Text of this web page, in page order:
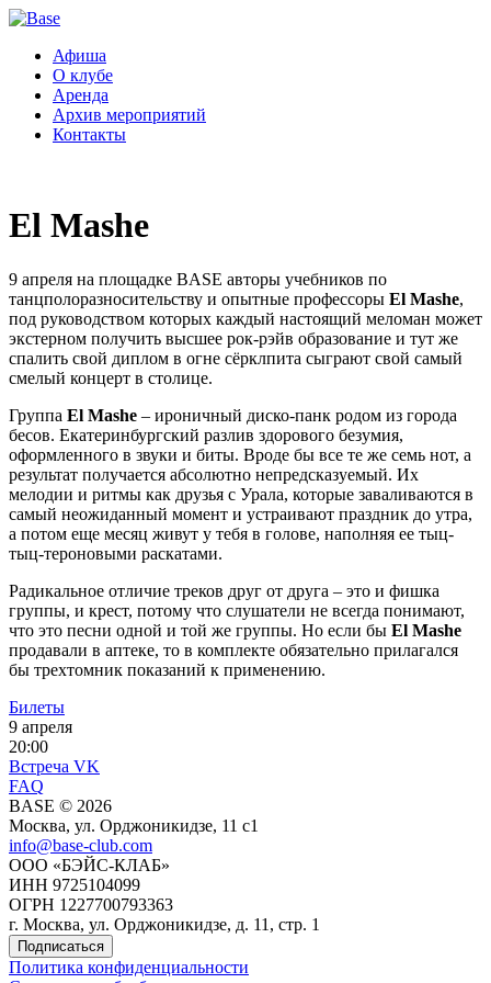
Афиша
О клубе
Аренда
Архив мероприятий
Контакты
El Mashe
9 апреля на площадке BASE авторы учебников по
танцполоразносительству и опытные профессоры El Mashe,
под руководством которых каждый настоящий меломан может
экстерном получить высшее рок-рэйв образование и тут же
спалить свой диплом в огне сёрклпита сыграют свой самый
смелый концерт в столице.
Группа El Mashe – ироничный диско-панк родом из города
бесов. Екатеринбургский разлив здорового безумия,
оформленного в звуки и биты. Вроде бы все те же семь нот, а
результат получается абсолютно непредсказуемый. Их
мелодии и ритмы как друзья с Урала, которые заваливаются в
самый неожиданный момент и устраивают праздник до утра,
а потом еще месяц живут у тебя в голове, наполняя ее тыц-
тыц-тероновыми раскатами.
Радикальное отличие треков друг от друга – это и фишка
группы, и крест, потому что слушатели не всегда понимают,
что это песни одной и той же группы. Но если бы El Mashe
продавали в аптеке, то в комплекте обязательно прилагался
бы трехтомник показаний к применению.
Билеты
9 апреля
20:00
Встреча VK
FAQ
BASE © 2026
Москва, ул. Орджоникидзе, 11 c1
info@base-club.com
ООО «БЭЙС-КЛАБ»
ИНН 9725104099
ОГРН 1227700793363
г. Москва, ул. Орджоникидзе, д. 11, стр. 1
Подписаться
Политика конфиденциальности